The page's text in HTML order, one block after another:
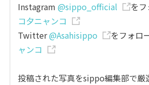
Instagram@sippo_official を
コ夕ニャンコ
Twitter@Asahisippo をフォロ
ャンコ
投稿された写真をsippo編集部で厳